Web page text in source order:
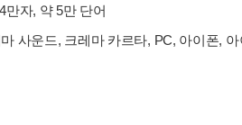
만자, 약 5만 단어
사운드, 크레마 카르타, PC, 아이폰,